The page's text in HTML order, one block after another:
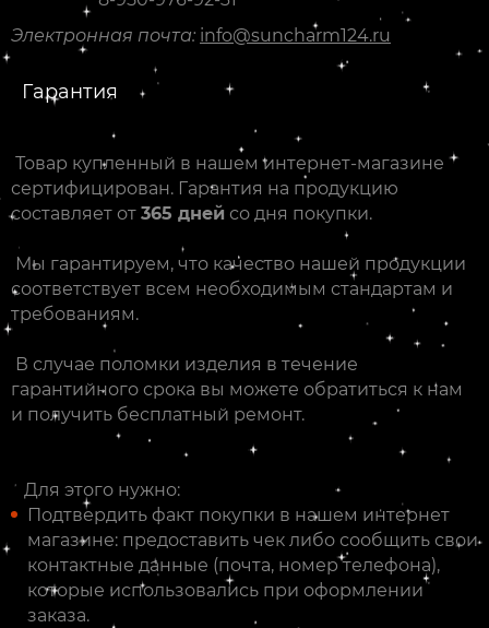
Электронная почта: info@suncharm124.ru
Гарантия
Товар купленный в нашем интернет-магазине
сертифицирован. Гарантия на продукцию
составляет от 365 дней со дня покупки.
Мы гарантируем, что качество нашей продукции
соответствует всем необходимым стандартам и
требованиям.
В случае поломки изделия в течение
гарантийного срока вы можете обратиться к нам
и получить бесплатный ремонт.
Для этого нужно:
Подтвердить факт покупки в нашем интернет
магазине: предоставить чек либо сообщить свои
контактные данные (почта, номер телефона),
которые использовались при оформлении
заказа.